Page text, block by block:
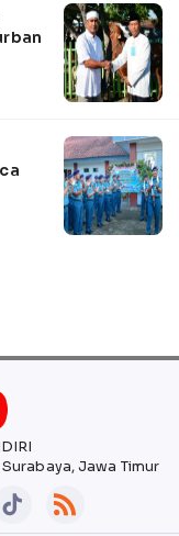
Jawa Timur